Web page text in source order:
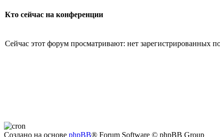
Кто сейчас на конференции
Сейчас этот форум просматривают: нет зарегистрированных
Создано на основе phpBB® Forum Software © phpBB Group